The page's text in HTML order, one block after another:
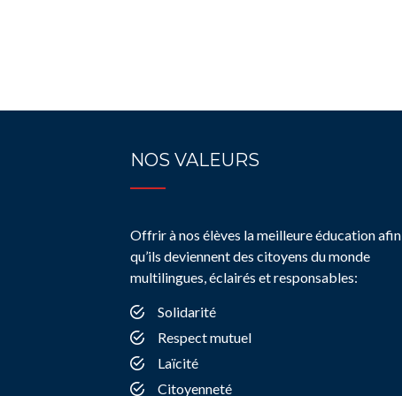
NOS VALEURS
Offrir à nos élèves la meilleure éducation afin
qu’ils deviennent des citoyens du monde
multilingues, éclairés et responsables:
Solidarité
Respect mutuel
Laïcité
Citoyenneté